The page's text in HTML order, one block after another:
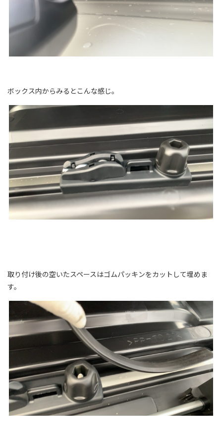
ボックス内からみるとこんな感じ。
取り付け後の空いたスペースはゴムパッキンをカットして埋めま
す。